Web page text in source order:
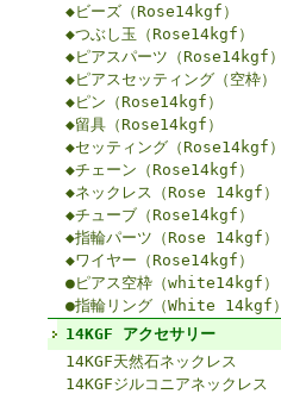
◆ビーズ（Rose14kgf）
◆つぶし玉（Rose14kgf）
◆ピアスパーツ（Rose14kgf）
◆ピアスセッティング（空枠）
◆ピン（Rose14kgf）
◆留具（Rose14kgf）
◆セッティング（Rose14kgf）
◆チェーン（Rose14kgf）
◆ネックレス（Rose 14kgf）
◆チューブ（Rose14kgf）
◆指輪パーツ（Rose 14kgf）
◆ワイヤー（Rose14kgf）
●ピアス空枠（white14kgf）
●指輪リング（White 14kgf）
14KGF アクセサリー
14KGF天然石ネックレス
14KGFジルコニアネックレス